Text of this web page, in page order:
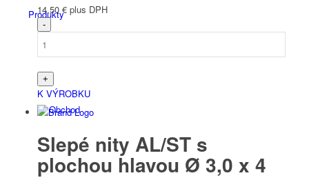
Produkty
Obchod
14,50 € plus DPH
K VÝROBKU
Slepé nity AL/ST s
plochou hlavou Ø 3,0 x 4